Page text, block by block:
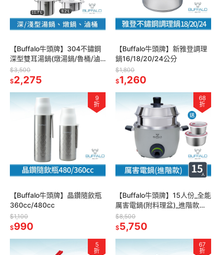
【Buffalo牛頭牌】304不鏽鋼
深型雙耳湯鍋(燉湯鍋/魯桶/滷
桶/營業用/IH.電磁爐適用)
$3,500
$2,275
【Buffalo牛頭牌】新雅登調理
鍋16/18/20/24公分
$1,800
$1,260
9
折
【Buffalo牛頭牌】晶鑽隨飲瓶
360cc/480cc
$1,100
$990
68
折
【Buffalo牛頭牌】15人份_全能
厲害電鍋(附料理盆)_進階款
(灰/可分離式牛頭鋼內鍋/304
不鏽鋼)
$8,500
$5,750
5
折
67
折